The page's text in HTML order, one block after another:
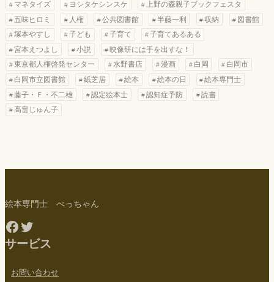
マネタイズ
ヨシタケシンスケ
上野の森親子ブックフェスタ
五味ヒロミ
人権 公共図書館 半藤一利 収納
図書館
塚本やすし
子ども 子育て
子育てあるある
宮本えつよし
小説
映像研には手を出すな！
東京都人権啓発センター
水野書店 漫画 白岡
白岡市
白岡市立図書館
紙芝居 絵本 絵本の日
絵本専門士
藤子・Ｆ・不二雄
認定絵本士 認知症予防
読書
高畠じゅん子
絵本専門士 べっちゃん
Facebook
Twitter
サービス
お問い合わせ